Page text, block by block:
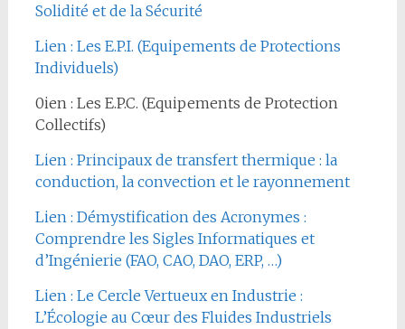
Solidité et de la Sécurité
Lien : Les E.P.I. (Equipements de Protections
Individuels)
0ien : Les E.P.C. (Equipements de Protection
Collectifs)
Lien : Principaux de transfert thermique : la
conduction, la convection et le rayonnement
Lien : Démystification des Acronymes :
Comprendre les Sigles Informatiques et
d’Ingénierie (FAO, CAO, DAO, ERP, …)
Lien : Le Cercle Vertueux en Industrie :
L’Écologie au Cœur des Fluides Industriels